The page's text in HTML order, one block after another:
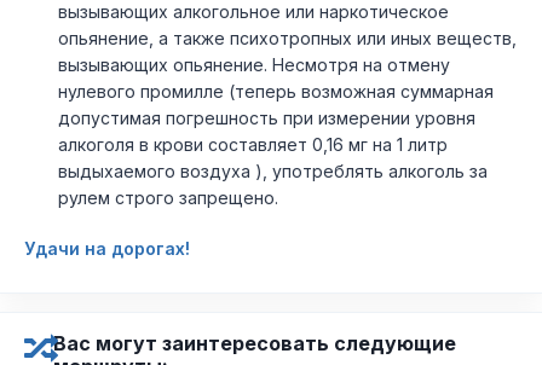
вызывающих алкогольное или наркотическое
опьянение, а также психотропных или иных веществ,
вызывающих опьянение. Несмотря на отмену
нулевого промилле (теперь возможная суммарная
допустимая погрешность при измерении уровня
алкоголя в крови составляет 0,16 мг на 1 литр
выдыхаемого воздуха ), употреблять алкоголь за
рулем строго запрещено.
Удачи на дорогах!
Вас могут заинтересовать следующие